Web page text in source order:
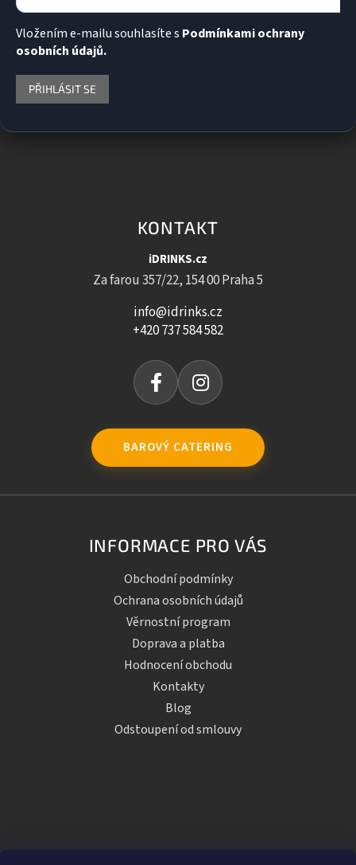
Vložením e-mailu souhlasíte s Podmínkami ochrany
osobních údajů.
PŘIHLÁSIT SE
KONTAKT
iDRINKS.cz
Za farou 357/22, 154 00 Praha 5
info@idrinks.cz
+420 737 584 582
BAROVÝ CATERING
INFORMACE PRO VÁS
Obchodní podmínky
Ochrana osobních údajů
Věrnostní program
Doprava a platba
Hodnocení obchodu
Kontakty
Blog
Odstoupení od smlouvy